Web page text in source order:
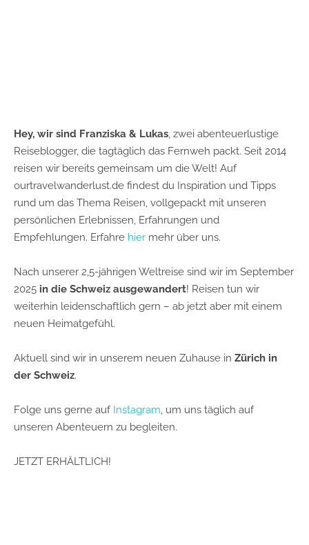
Hey, wir sind Franziska & Lukas, zwei abenteuerlustige
Reiseblogger, die tagtäglich das Fernweh packt. Seit 2014
reisen wir bereits gemeinsam um die Welt! Auf
ourtravelwanderlust.de findest du Inspiration und Tipps
rund um das Thema Reisen, vollgepackt mit unseren
persönlichen Erlebnissen, Erfahrungen und
Empfehlungen. Erfahre hier mehr über uns.
Nach unserer 2,5-jährigen Weltreise sind wir im September
2025 in die Schweiz ausgewandert! Reisen tun wir
weiterhin leidenschaftlich gern – ab jetzt aber mit einem
neuen Heimatgefühl.
Aktuell sind wir in unserem neuen Zuhause in Zürich in
der Schweiz.
Folge uns gerne auf Instagram, um uns täglich auf
unseren Abenteuern zu begleiten.
JETZT ERHÄLTLICH!